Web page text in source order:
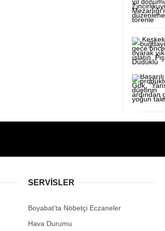
SERVISLER
Boyabat’ta Nöbetçi Eczaneler
Hava Durumu